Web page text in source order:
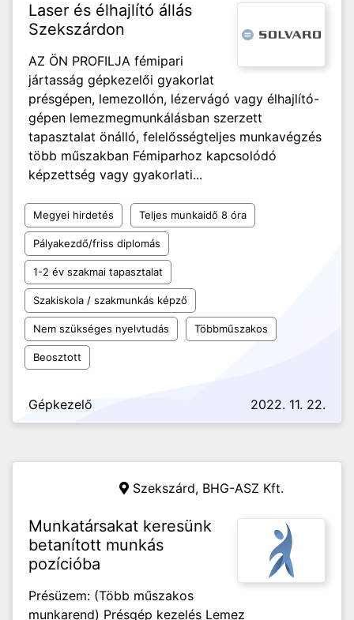
Laser és élhajlító állás
Szekszárdon
AZ ÖN PROFILJA fémipari
jártasság gépkezelői gyakorlat
présgépen, lemezollón, lézervágó vagy élhajlító-
gépen lemezmegmunkálásban szerzett
tapasztalat önálló, felelősségteljes munkavégzés
több műszakban Fémiparhoz kapcsolódó
képzettség vagy gyakorlati...
Megyei hirdetés Teljes munkaidő 8 óra
Pályakezdő/friss diplomás
1-2 év szakmai tapasztalat
Szakiskola / szakmunkás képző
Nem szükséges nyelvtudás Többműszakos
Beosztott
Gépkezelő 2022. 11. 22.
Szekszárd, BHG-ASZ Kft.
Munkatársakat keresünk
betanított munkás
pozícióba
Présüzem: (Több műszakos
munkarend) Présgép kezelés Lemez